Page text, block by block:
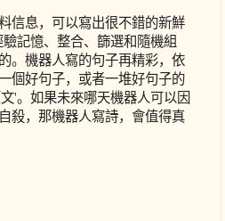
信息，可以寫出很不錯的新鮮
記憶、整合、篩選和隨機組
。機器人寫的句子再精彩，依
個好句子，或者一堆好句子的
'。如果未來哪天機器人可以因
殺，那機器人寫詩，會值得真